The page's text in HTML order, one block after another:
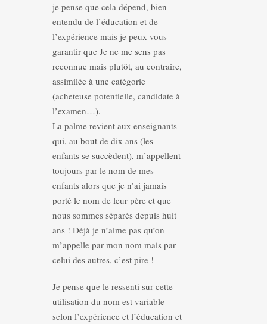
je pense que cela dépend, bien
entendu de l’éducation et de
l’expérience mais je peux vous
garantir que Je ne me sens pas
reconnue mais plutôt, au contraire,
assimilée à une catégorie
(acheteuse potentielle, candidate à
l’examen…).
La palme revient aux enseignants
qui, au bout de dix ans (les
enfants se succèdent), m’appellent
toujours par le nom de mes
enfants alors que je n’ai jamais
porté le nom de leur père et que
nous sommes séparés depuis huit
ans ! Déjà je n’aime pas qu’on
m’appelle par mon nom mais par
celui des autres, c’est pire !
Je pense que le ressenti sur cette
utilisation du nom est variable
selon l’expérience et l’éducation et